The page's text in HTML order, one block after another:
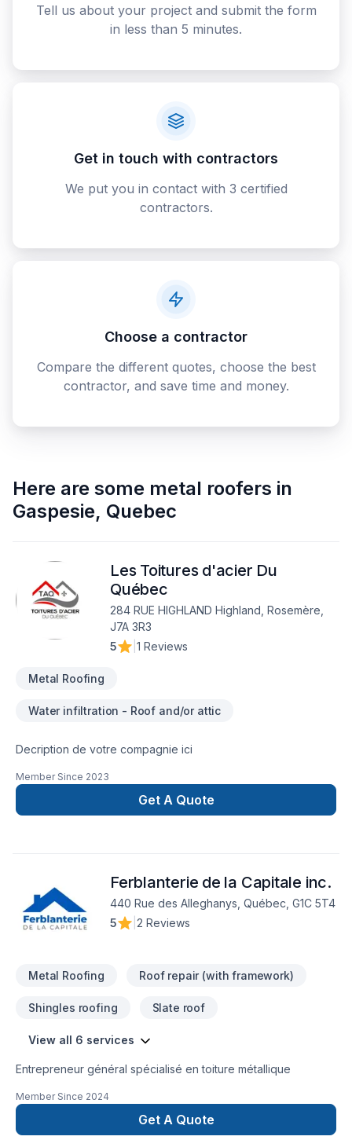
Tell us about your project and submit the form
in less than 5 minutes.
Get in touch with contractors
We put you in contact with 3 certified
contractors.
Choose a contractor
Compare the different quotes, choose the best
contractor, and save time and money.
Here are some metal roofers in
Gaspesie, Quebec
Les Toitures d'acier Du
Québec
284 RUE HIGHLAND Highland, Rosemère,
J7A 3R3
5
1 Reviews
Metal Roofing
Water infiltration - Roof and/or attic
Decription de votre compagnie ici
Member Since 2023
Get A Quote
Ferblanterie de la Capitale inc.
440 Rue des Alleghanys, Québec, G1C 5T4
5
2 Reviews
Metal Roofing Roof repair (with framework)
Shingles roofing Slate roof
View all 6 services
Entrepreneur général spécialisé en toiture métallique
Member Since 2024
Get A Quote